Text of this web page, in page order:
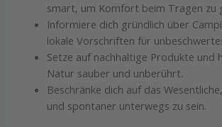
smart, um Komfort beim Tragen zu
Informiere dich gründlich über
lokale Vorschriften für
Setze auf nachhaltige Produkte und
Natur sauber und unberührt.
Beschränke dich auf das
und spontaner unterwegs zu sein.